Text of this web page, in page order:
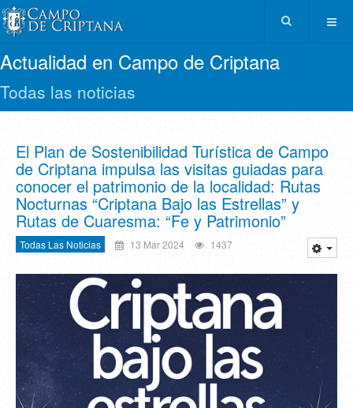
Actualidad en Campo de Criptana
Todas las noticias
El Plan de Sostenibilidad Turística de Campo
de Criptana impulsa las visitas guiadas para
conocer el patrimonio de la localidad: Rutas
Nocturnas “Criptana Bajo las Estrellas” y
Rutas de Cuaresma: “Fe y Patrimonio”
Todas Las Noticias 13 Mar 2024 1437